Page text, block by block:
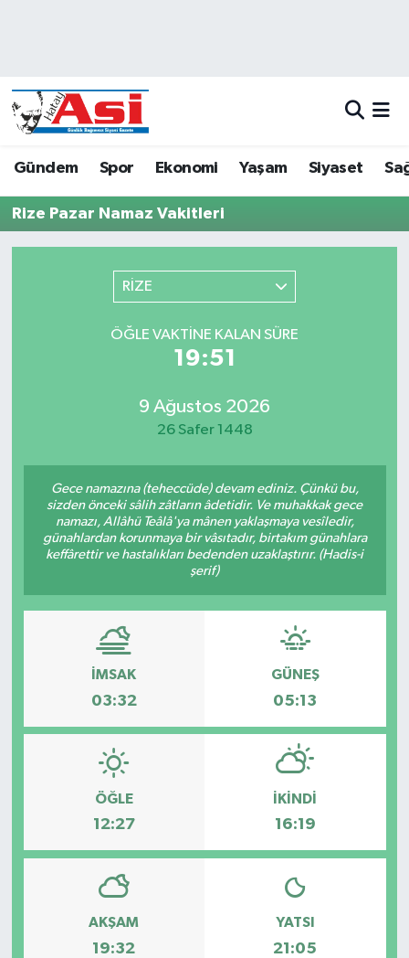
Gündem Spor Ekonomi Yaşam Siyaset
Rize Pazar Namaz Vakitleri
RİZE
ÖĞLE VAKTINE KALAN SÜRE
19:51
9 Ağustos 2026
26 Safer 1448
Gece namazına (teheccüde) devam ediniz. Çünkü bu,
sizden önceki sâlih zâtların âdetidir. Ve muhakkak gece
namazı, Allâhü Teâlâ'ya mânen yaklaşmaya vesîledir,
günahlardan korunmaya bir vâsıtadır, birtakım günahlara
keffârettir ve hastalıkları bedenden uzaklaştırır. (Hadis-i
şerif)
İMSAK
03:32
GÜNEŞ
05:13
ÖĞLE
12:27
İKINDI
16:19
AKŞAM
19:32
YATSI
21:05
Dünya
Eğitim
Ekonomi
Magazin
Teknoloji
Yaşam
Trafik Durumu
Süper Lig Puan Durumu ve Fikstür
Tüm Manşetler
Haber Arşivi